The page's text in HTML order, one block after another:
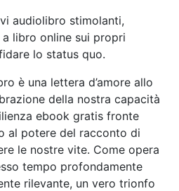
audiolibro stimolanti,
libro online sui propri
lo status quo.
è una lettera d’amore allo
della nostra capacità
ebook gratis fronte
al potere del racconto di
le nostre vite. Come opera
tempo profondamente
rilevante, un vero trionfo